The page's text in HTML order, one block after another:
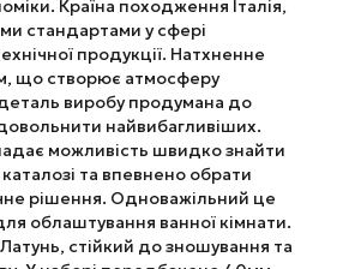
Країна походження Італія,
стандартами у сфері
продукції. Натхненне
що створює атмосферу
виробу продумана до
найвибагливіших.
можливість швидко знайти
та впевнено обрати
рішення. Одноважільний це
облаштування ванної кімнати.
стійкий до зношування та